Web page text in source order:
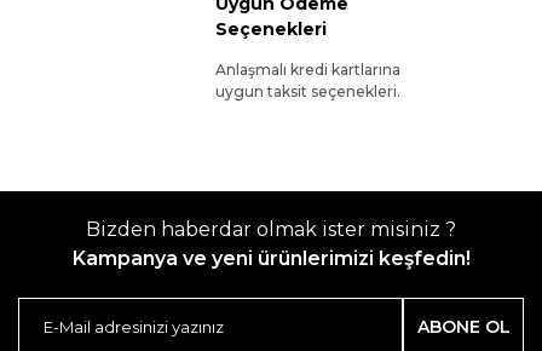
Seçenekleri
Anlaşmalı kredi kartlarına
uygun taksit seçenekleri.
Bizden haberdar olmak ister misiniz ?
Kampanya ve yeni ürünlerimizi keşfedin!
ABONE OL